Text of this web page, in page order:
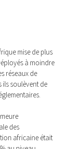
mise de plus
à moindre
réseaux de
ils soulèvent de
des
africaine était